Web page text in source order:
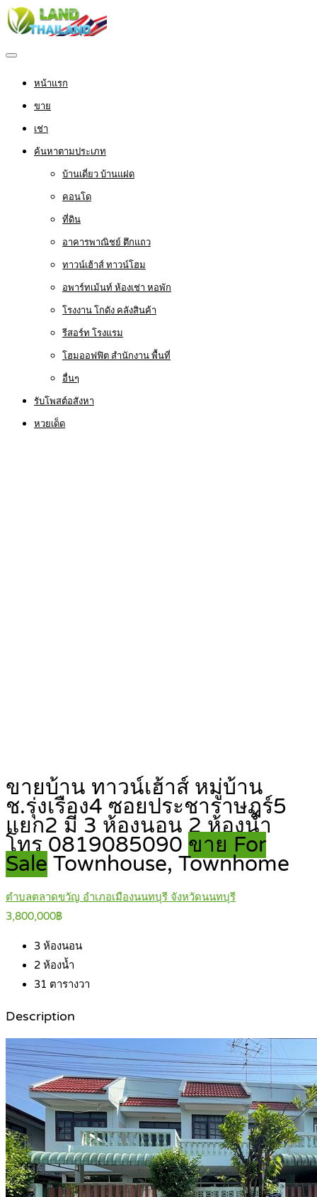
หน้าแรก
ขาย
เช่า
ค้นหาตามประเภท
บ้านเดี่ยว บ้านแฝด
คอนโด
ที่ดิน
อาคารพาณิชย์ ตึกแถว
ทาวน์เฮ้าส์ ทาวน์โฮม
อพาร์ทเม้นท์ ห้องเช่า หอพัก
โรงงาน โกดัง คลังสินค้า
รีสอร์ท โรงแรม
โฮมออฟฟิต สำนักงาน พื้นที่
อื่นๆ
รับโพสต์อสังหา
หวยเด็ด
ขายบ้าน ทาวน์เฮ้าส์ หมู่บ้าน
ช.รุ่งเรือง4 ซอยประชาราษฎร์5
แยก2 มี 3 ห้องนอน 2 ห้องน้ำ
โทร 0819085090 ขาย For
Sale Townhouse, Townhome
ตำบลตลาดขวัญ อำเภอเมืองนนทบุรี จังหวัดนนทบุรี
3,800,000฿
3 ห้องนอน
2 ห้องน้ำ
31 ตารางวา
Description